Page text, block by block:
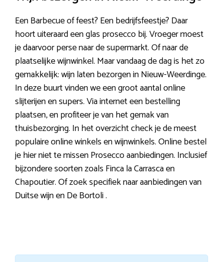
Een Barbecue of feest? Een bedrijfsfeestje? Daar
hoort uiteraard een glas prosecco bij. Vroeger moest
je daarvoor perse naar de supermarkt. Of naar de
plaatselijke wijnwinkel. Maar vandaag de dag is het zo
gemakkelijk: wijn laten bezorgen in Nieuw-Weerdinge.
In deze buurt vinden we een groot aantal online
slijterijen en supers. Via internet een bestelling
plaatsen, en profiteer je van het gemak van
thuisbezorging. In het overzicht check je de meest
populaire online winkels en wijnwinkels. Online bestel
je hier niet te missen Prosecco aanbiedingen. Inclusief
bijzondere soorten zoals Finca la Carrasca en
Chapoutier. Of zoek specifiek naar aanbiedingen van
Duitse wijn en De Bortoli .